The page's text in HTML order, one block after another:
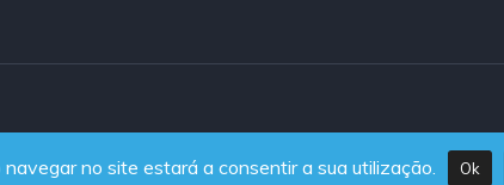
no site estará a consentir a sua utilização.
Ok